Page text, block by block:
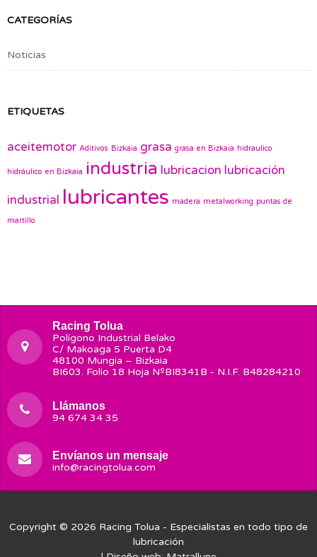
CATEGORÍAS
Noticias
ETIQUETAS
aceitemotor Aditivos Bizkaia grasa grasa en Bizkaia hidraulico
hidráulico en Bizkaia industria lubricacion lubricación
industrial lubricantes madera metalworking puntas de
martillo
Racing Tolua
Polígono Industrial Belako
C/ Makoaga 5 Puerta D4
48100 Mungia – Bizkaia
BI603. Folio 18 Hoja NºBI8341B - N.I.F. B48284210
Llámanos
94 674 34 35
Envíanos un mensaje
info@racingtolua.com
Copyright © 2026 Racing Tolua - Especialistas en todo tipo de
lubricación